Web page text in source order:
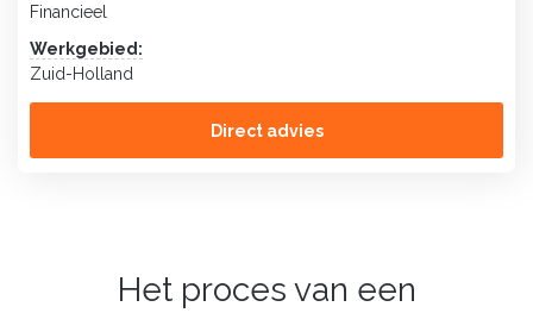
Financieel
Werkgebied:
Zuid-Holland
Direct advies
Het proces van een